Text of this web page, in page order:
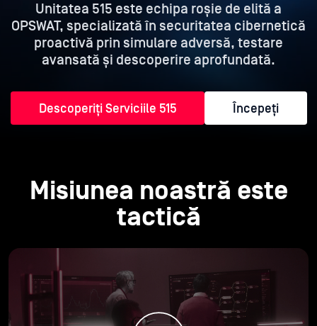
Unitatea 515 este echipa roșie de elită a
OPSWAT, specializată în securitatea cibernetică
proactivă prin simulare adversă, testare
avansată și descoperire aprofundată.
Descoperiți Serviciile 515 Începeți
Misiunea noastră este
tactică